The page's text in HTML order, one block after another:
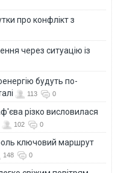
про конфлікт з
через ситуацію із
будуть по-
113 0
різко висловилася
102 0
ключовий маршрут
148 0